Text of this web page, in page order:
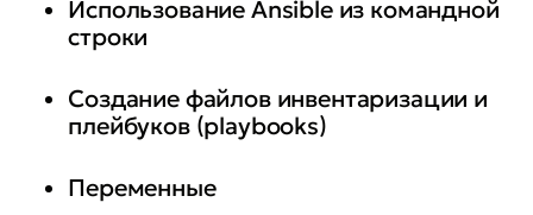
Использование Ansible из командной
строки
Создание файлов инвентаризации и
плейбуков (playbooks)
Переменные